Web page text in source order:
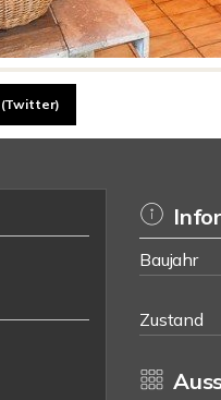
(Twitter)
Baujahr
Zustand